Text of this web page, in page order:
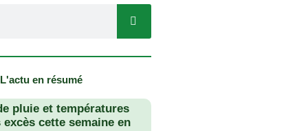
en résumé
pluie et températures
cette semaine en